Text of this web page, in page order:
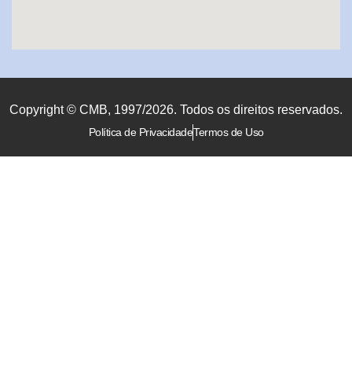
Copyright © CMB, 1997/2026. Todos os direitos reservados.
Política de PrivacidadeTermos de Uso